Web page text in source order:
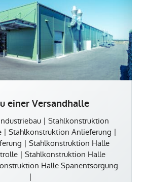
einer Versandhalle
| Stahlkonstruktion
| Stahlkonstruktion Anlieferung |
| Stahlkonstruktion Halle
| Stahlkonstruktion Halle
Halle Spanentsorgung
|